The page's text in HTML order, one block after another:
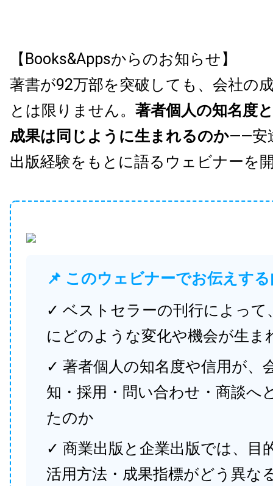
【Books&Appsからのお知らせ】
著書が92万部を突破しても、会社の
とは限りません。 著者個人の知名度
成果は同じように生まれるのか——安
出版経験をもとに語るウェビナーを
📌 このウェビナーでお伝えす
✓ ベストセラーの刊行によって
にどのような変化や機会が生ま
✓ 著者個人の知名度や信用が、
知・採用・問い合わせ・商談へ
たのか
✓ 商業出版と企業出版では、目
活用方法・成果指標がどう異な